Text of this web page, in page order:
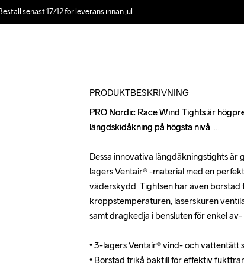
senast 17/12 för leverans innan jul
PRODUKTBESKRIVNING
PRO Nordic Race Wind Tights är
längdskidåkning på högsta nivå.
Dessa innovativa längdåkningstights
lagers Ventair® -material med en
väderskydd. Tightsen har även
kroppstemperaturen, laserskuren
samt dragkedja i bensluten för enkel
• 3-lagers Ventair® vind- och
• Borstad trikå baktill för effektiv
PRO Nordic Race Wind Tights är
längdskidåkning på högsta nivå.
Dessa innovativa längdåkningstights
lagers Ventair® -material med en
väderskydd. Tightsen har även
kroppstemperaturen, laserskuren
samt dragkedja i bensluten för enkel
• 3-lagers Ventair® vind- och
• Borstad trikå baktill för effektiv